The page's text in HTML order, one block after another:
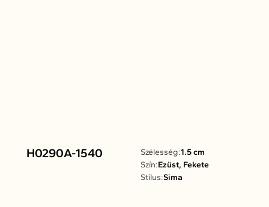
H0290A-1540 Szélesség:1.5 cm
Szín:Ezüst, Fekete
Stílus:Sima